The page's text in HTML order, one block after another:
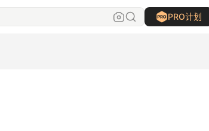
PRO计划